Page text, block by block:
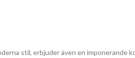
stil, erbjuder även en imponerande